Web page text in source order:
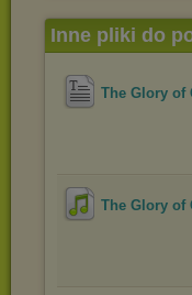
Inne pliki do
The Glory of
The Glory of